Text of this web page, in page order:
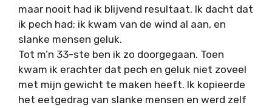
maar nooit had ik blijvend resultaat. Ik dacht dat
ik pech had; ik kwam van de wind al aan, en
slanke mensen geluk.
Tot m’n 33-ste ben ik zo doorgegaan. Toen
kwam ik erachter dat pech en geluk niet zoveel
met mijn gewicht te maken heeft. Ik kopieerde
het eetgedrag van slanke mensen en werd zelf